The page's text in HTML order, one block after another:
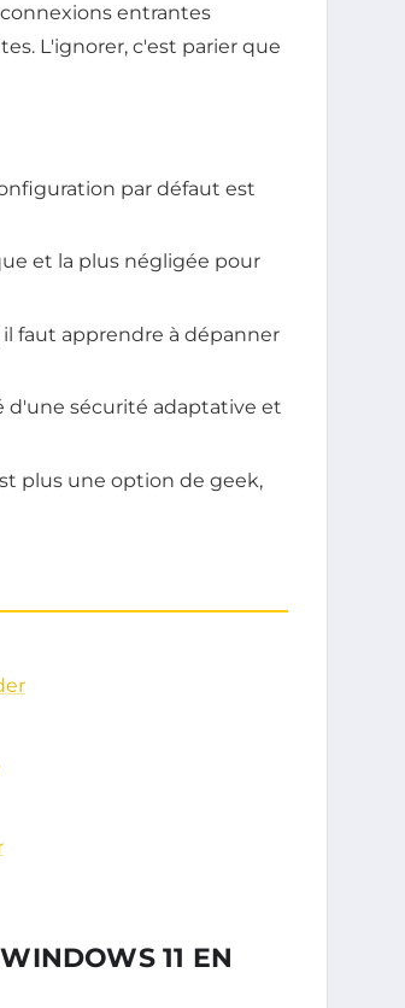
entrantes
L'ignorer, c'est parier que
par défaut est
et la plus négligée pour
faut apprendre à dépanner
d'une sécurité adaptative et
plus une option de geek,
11 EN